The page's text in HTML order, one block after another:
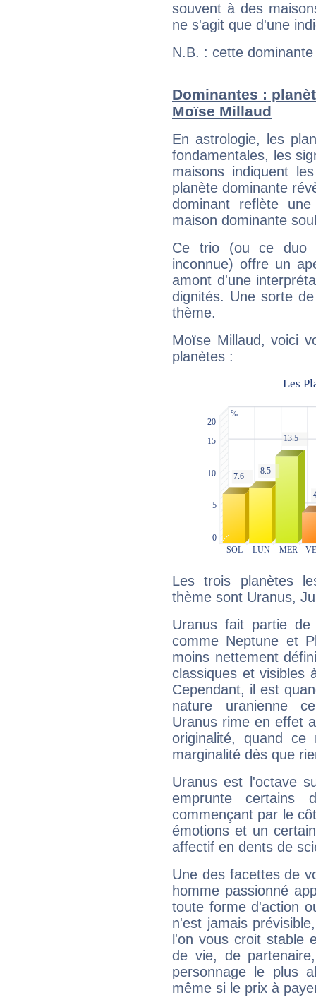
souvent à des
ne s'agit que d'une
N.B. : cette
Dominantes :
Moïse Millaud
En astrologie, les
fondamentales, les
maisons indiquent
planète dominante
dominant reflète
maison dominante
Ce trio (ou ce duo
inconnue) offre un
amont d'une
dignités. Une sorte
thème.
Moïse Millaud, voici
planètes :
Les trois planètes
thème sont Uranus,
Uranus fait partie
comme Neptune et
moins nettement
classiques et visibles
Cependant, il est
nature uranienne
Uranus rime en effet
originalité, quand ce
marginalité dès que
Uranus est l'octave
emprunte
commençant par le
émotions et un
affectif en dents de
Une des facettes de
homme passionné
toute forme d'action
n'est jamais
l'on vous croit stable
de vie, de
personnage le plus
même si le prix à